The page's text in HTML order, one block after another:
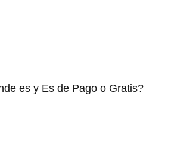
es y Es de Pago o Gratis?